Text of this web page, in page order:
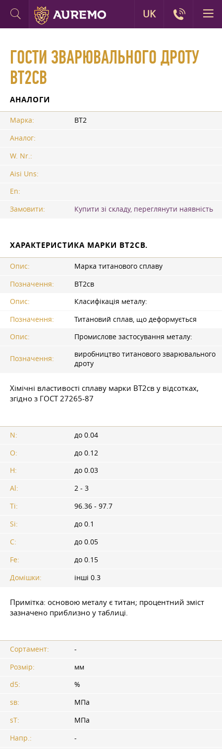
ГОСТИ ЗВАРЮВАЛЬНОГО ДРОТУ
ВТ2СВ
АНАЛОГИ
Марка:
ВТ2
Аналог:
W. Nr.:
Aisi Uns:
En:
Замовити:
Купити зі складу, переглянути наявність
ХАРАКТЕРИСТИКА МАРКИ ВТ2СВ.
Опис:
Марка титанового сплаву
Позначення:
ВТ2св
Опис:
Класифікація металу:
Позначення:
Титановий сплав, що деформується
Опис:
Промислове застосування металу:
Позначення:
виробництво титанового зварювального
дроту
Хімічні властивості сплаву марки ВТ2св у відсотках,
згідно з ГОСТ27265-87
N:
до 0.04
O:
до 0.12
H:
до 0.03
Al:
2 - 3
Ti:
96.36 - 97.7
Si:
до 0.1
C:
до 0.05
Fe:
до 0.15
Домішки:
інші 0.3
Примітка: основою металу є титан; процентний зміст
зазначено приблизно у таблиці.
Сортамент:
-
Розмір:
мм
d5:
%
sв:
МПа
sT:
МПа
Напр.:
-
UK